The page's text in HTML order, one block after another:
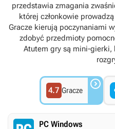
przedstawia zmagania
której członkowie
Gracze kierują poczynaniami
zdobyć przedmioty
Atutem gry są mini-gierki,
4.7 Gracze 
PC Windows